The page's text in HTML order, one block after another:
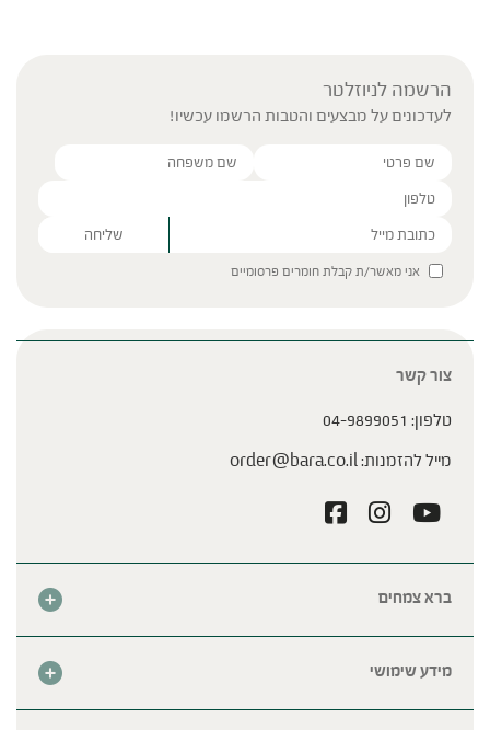
הרשמה לניוזלטר
לעדכונים על מבצעים והטבות הרשמו עכשיו!
Please leave this field empty.
אני מאשר/ת קבלת חומרים פרסומיים
ברא צמחים
מידע שימושי
צור קשר
טלפון: 04-9899051
מייל להזמנות:order@bara.co.il